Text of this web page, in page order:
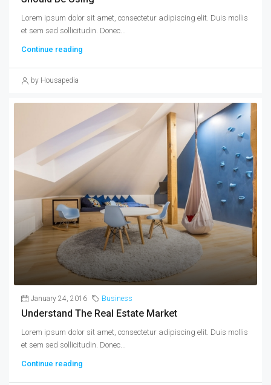
Lorem ipsum dolor sit amet, consectetur adipiscing elit. Duis mollis
et sem sed sollicitudin. Donec...
Continue reading
by Housapedia
January 24, 2016 Business
Understand The Real Estate Market
Lorem ipsum dolor sit amet, consectetur adipiscing elit. Duis mollis
et sem sed sollicitudin. Donec...
Continue reading